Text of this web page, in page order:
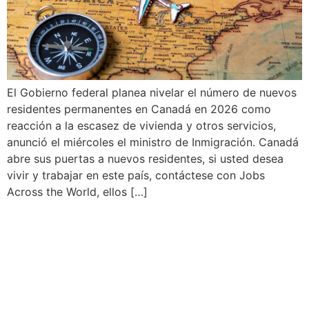
El Gobierno federal planea nivelar el número de nuevos
residentes permanentes en Canadá en 2026 como
reacción a la escasez de vivienda y otros servicios,
anunció el miércoles el ministro de Inmigración. Canadá
abre sus puertas a nuevos residentes, si usted desea
vivir y trabajar en este país, contáctese con Jobs
Across the World, ellos […]